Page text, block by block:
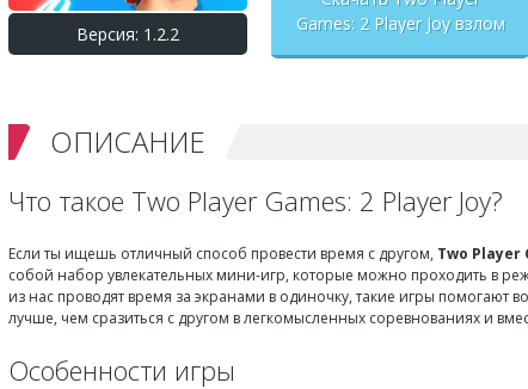
Версия: 1.2.2
Games: 2 Player Joy взлом
ОПИСАНИЕ
Что такое Two Player Games: 2 Player Joy?
Если ты ищешь отличный способ провести время с другом, Two Player
собой набор увлекательных мини-игр, которые можно проходить в
из нас проводят время за экранами в одиночку, такие игры помогают
лучше, чем сразиться с другом в легкомысленных соревнованиях и
Особенности игры